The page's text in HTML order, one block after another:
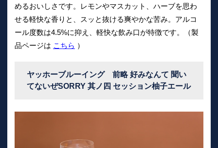
めるおいしさです。レモンやマスカット、ハーブを思わ
せる軽快な香りと、スッと抜ける爽やかな苦み。アルコ
ール度数は4.5%に抑え、軽快な飲み口が特徴です。（製
品ページは こちら ）
ヤッホーブルーイング 前略 好みなんて 聞い
てないぜSORRY 其ノ四 セッション柚子エール